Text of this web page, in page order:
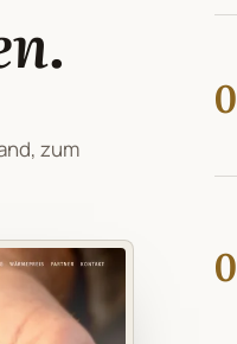
.
zum